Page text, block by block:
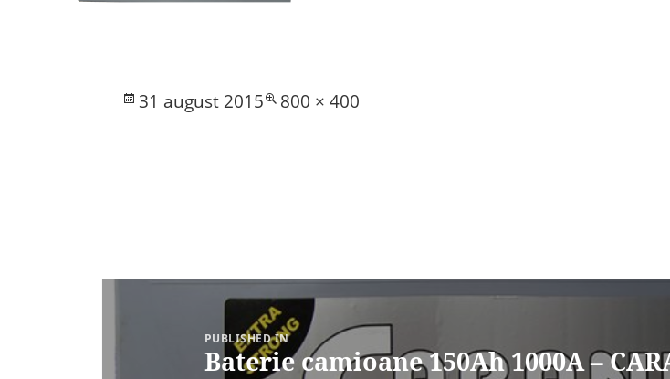
Posted
31 august 2015
Full
800 × 400
Navigare
PUBLISHED IN
Baterie camioane 150Ah 1000A –